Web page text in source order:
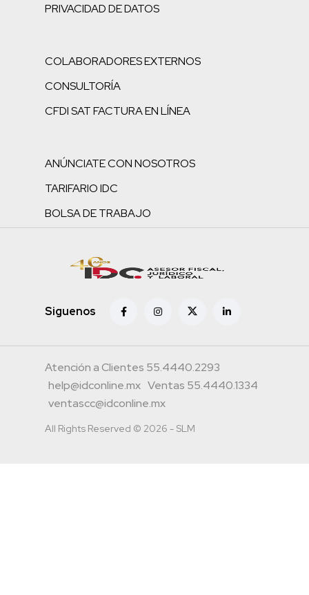
PRIVACIDAD DE DATOS
COLABORADORES EXTERNOS
CONSULTORÍA
CFDI SAT FACTURA EN LÍNEA
ANÚNCIATE CON NOSOTROS
TARIFARIO IDC
BOLSA DE TRABAJO
Siguenos
Atención a Clientes 55.4440.2293
help@idconline.mx Ventas 55.4440.1334
ventascc@idconline.mx
All Rights Reserved © 2026 - SLM